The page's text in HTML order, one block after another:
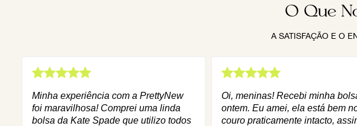
O Que
A SATISFAÇÃO E O
Minha experiência com a PrettyNew
foi maravilhosa! Comprei uma linda
bolsa da Kate Spade que utilizo todos
Oi, meninas! Recebi minha
ontem. Eu amei, ela está bem
couro praticamente intacto,